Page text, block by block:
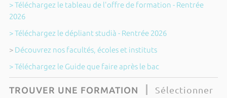
> Téléchargez le tableau de l'offre de formation - Rentrée
2026
> Téléchargez le dépliant studià - Rentrée 2026
> Découvrez nos facultés, écoles et instituts
> Téléchargez le Guide que faire après le bac
TROUVER UNE FORMATION
Sélectionner